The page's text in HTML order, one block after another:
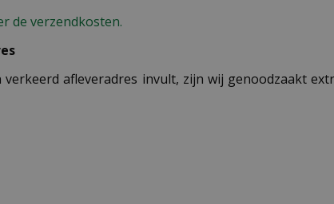
de verzendkosten.
afleveradres invult, zijn wij genoodzaakt